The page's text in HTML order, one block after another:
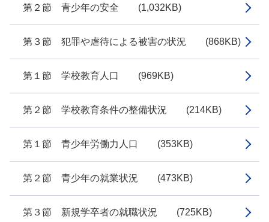
第２節 青少年の安全 (1,032KB)
第３節 犯罪や虐待による被害の状況 (868KB)
第１節 学校教育人口 (969KB)
第２節 学校教育条件の整備状況 (214KB)
第１節 青少年労働力人口 (353KB)
第２節 青少年の就業状況 (473KB)
第３節 新規学卒者の就職状況 (725KB)